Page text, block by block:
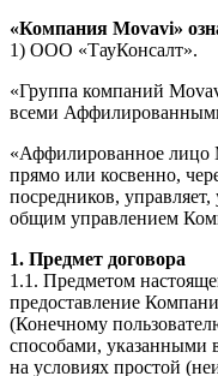
«Компания Movavi»
1) ООО «ТауКонсалт».
«Группа компаний
всеми
«Аффилированное лицо
прямо или косвенно,
посредников,
общим управлением
1. Предмет договора
1.1. Предметом
предоставление
(Конечному
способами, указанными
на условиях простой